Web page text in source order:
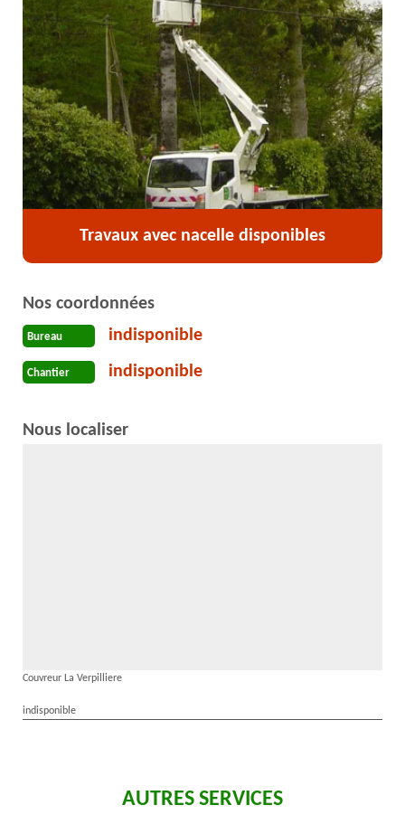
Travaux avec nacelle disponibles
Nos coordonnées
Bureau indisponible
Chantier indisponible
Nous localiser
Couvreur La Verpilliere
indisponible
AUTRES SERVICES